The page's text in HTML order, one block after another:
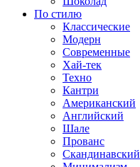
По стилю
Классические
Модерн
Современные
Хай-тек
Техно
Кантри
Американский
Английский
Шале
Прованс
Скандинавский